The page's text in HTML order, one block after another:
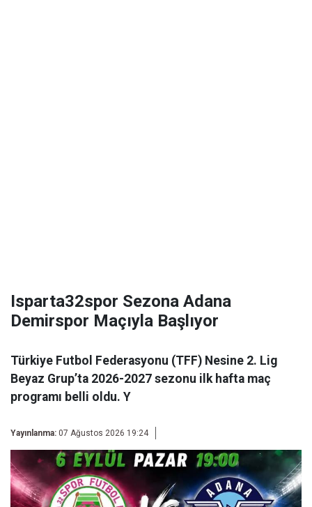
Isparta32spor Sezona Adana
Demirspor Maçıyla Başlıyor
Türkiye Futbol Federasyonu (TFF) Nesine 2. Lig
Beyaz Grup’ta 2026-2027 sezonu ilk hafta maç
programı belli oldu. Y
Yayınlanma: 07 Ağustos 2026 19:24